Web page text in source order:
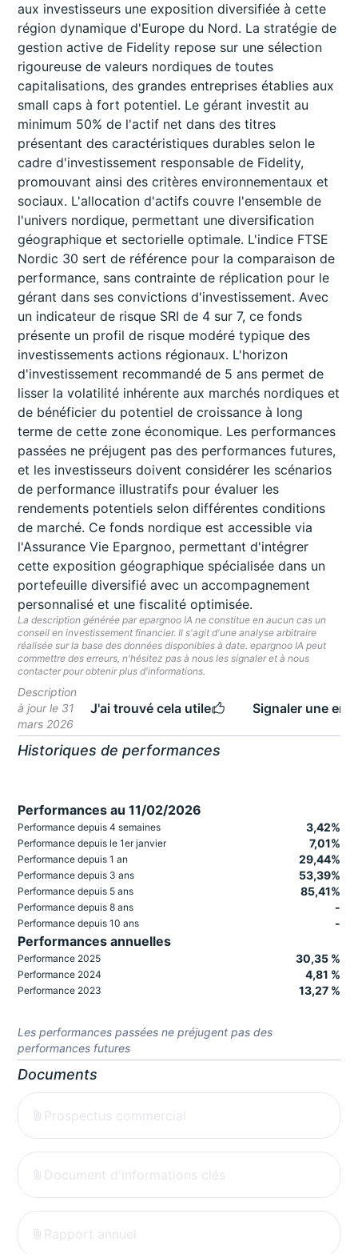
aux investisseurs une exposition diversifiée à cette
région dynamique d'Europe du Nord. La stratégie de
gestion active de Fidelity repose sur une sélection
rigoureuse de valeurs nordiques de toutes
capitalisations, des grandes entreprises établies aux
small caps à fort potentiel. Le gérant investit au
minimum 50% de l'actif net dans des titres
présentant des caractéristiques durables selon le
cadre d'investissement responsable de Fidelity,
promouvant ainsi des critères environnementaux et
sociaux. L'allocation d'actifs couvre l'ensemble de
l'univers nordique, permettant une diversification
géographique et sectorielle optimale. L'indice FTSE
Nordic 30 sert de référence pour la comparaison de
performance, sans contrainte de réplication pour le
gérant dans ses convictions d'investissement. Avec
un indicateur de risque SRI de 4 sur 7, ce fonds
présente un profil de risque modéré typique des
investissements actions régionaux. L'horizon
d'investissement recommandé de 5 ans permet de
lisser la volatilité inhérente aux marchés nordiques et
de bénéficier du potentiel de croissance à long
terme de cette zone économique. Les performances
passées ne préjugent pas des performances futures,
et les investisseurs doivent considérer les scénarios
de performance illustratifs pour évaluer les
rendements potentiels selon différentes conditions
de marché. Ce fonds nordique est accessible via
l'Assurance Vie Epargnoo, permettant d'intégrer
cette exposition géographique spécialisée dans un
portefeuille diversifié avec un accompagnement
personnalisé et une fiscalité optimisée.
La description générée par epargnoo IA ne constitue en aucun cas un
conseil en investissement financier. Il s'agit d'une analyse arbitraire
réalisée sur la base des données disponibles à date. epargnoo IA peut
commettre des erreurs, n'hésitez pas à nous les signaler et à nous
contacter pour obtenir plus d'informations.
Description
à jour le 31
mars 2026
J'ai trouvé cela utile Signaler une
Historiques de performances
Performances au 11/02/2026
Performance depuis 4 semaines 3,42%
Performance depuis le 1er janvier 7,01%
Performance depuis 1 an 29,44%
Performance depuis 3 ans 53,39%
Performance depuis 5 ans 85,41%
Performance depuis 8 ans -
Performance depuis 10 ans -
Performances annuelles
Performance 2025 30,35 %
Performance 2024 4,81 %
Performance 2023 13,27 %
Les performances passées ne préjugent pas des
performances futures
Documents
Prospectus commercial
Document d'informations clés
Rapport annuel